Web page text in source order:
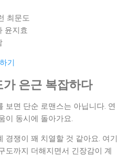
최문도
윤지효
기
은근 복잡하다
보면 단순 로맨스는 아닙니다. 연
이 동시에 돌아가요.
경쟁이 꽤 치열할 것 같아요. 여기
도까지 더해지면서 긴장감이 계